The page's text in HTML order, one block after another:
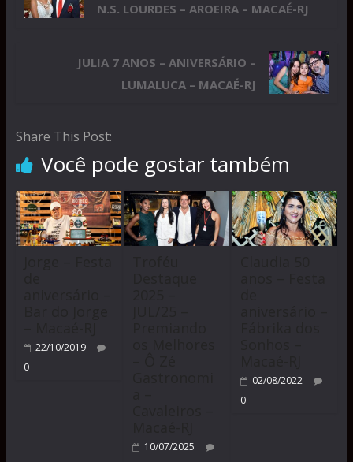
N.S. LOURDES – AROEIRA – MACAÉ-RJ
JULIA 7 ANOS – ANIVERSÁRIO –
LUMALUCA – MACAÉ-RJ
Share This Post:
Você pode gostar também
22/10/2019
0
10/07/2025
02/08/2022
0